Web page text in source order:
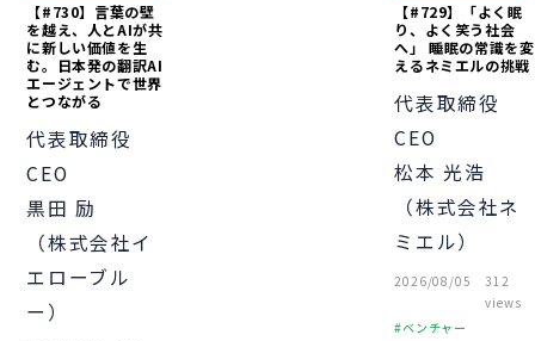
【#730】言葉の壁
を越え、人とAIが共
に新しい価値を生
む。日本発の翻訳AI
エージェントで世界
とつながる
代表取締役
CEO
黒田 励
（株式会社イ
エローブル
ー）
【#729】「よく眠
り、よく笑う社会
へ」 睡眠の常識を変
えるネミエルの挑戦
代表取締役
CEO
松本 光浩
（株式会社ネ
ミエル）
2026/08/05
312
views
ベンチャー